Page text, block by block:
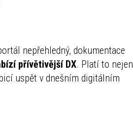
nepřehledný, dokumentace
přívětivější DX. Platí to nejen
uspět v dnešním digitálním